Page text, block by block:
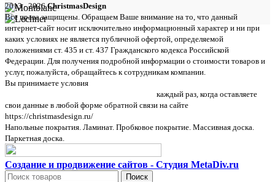
2013 - 2026ChristmasDesign
Все права защищены. Обращаем Ваше внимание на то, что данный
интернет-сайт носит исключительно информационный характер и ни при
каких условиях не является публичной офертой, определяемой
положениями ст. 435 и ст. 437 Гражданского кодекса Российской
Федерации. Для получения подробной информации о стоимости товаров и
услуг, пожалуйста, обращайтесь к сотрудникам компании.
Вы принимаете условия
каждый раз, когда оставляете
свои данные в любой форме обратной связи на сайте
https://christmasdesign.ru/
Напольные покрытия. Ламинат. Пробковое покрытие. Массивная доска.
Паркетная доска.
Создание и продвижение сайтов - Студия MetaDiv.ru
Поиск